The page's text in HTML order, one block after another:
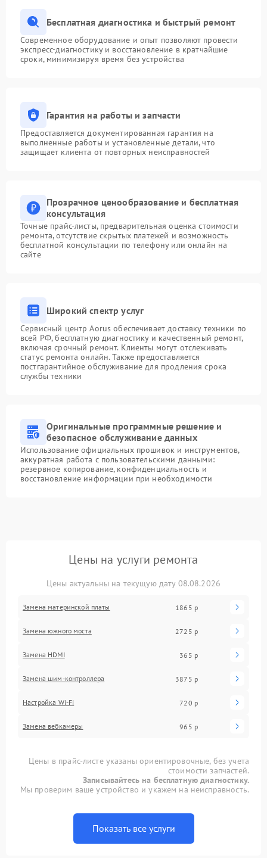
Бесплатная диагностика и быстрый ремонт
Современное оборудование и опыт позволяют провести
экспресс-диагностику и восстановление в кратчайшие
сроки, минимизируя время без устройства
Гарантия на работы и запчасти
Предоставляется документированная гарантия на
выполненные работы и установленные детали, что
защищает клиента от повторных неисправностей
Прозрачное ценообразование и бесплатная
консультация
Точные прайс-листы, предварительная оценка стоимости
ремонта, отсутствие скрытых платежей и возможность
бесплатной консультации по телефону или онлайн на
сайте
Широкий спектр услуг
Сервисный центр Aorus обеспечивает доставку техники по
всей РФ, бесплатную диагностику и качественный ремонт,
включая срочный ремонт. Клиенты могут отслеживать
статус ремонта онлайн. Также предоставляется
постгарантийное обслуживание для продления срока
службы техники
Оригинальные программные решение и
безопасное обслуживание данных
Использование официальных прошивок и инструментов,
аккуратная работа с пользовательскими данными:
резервное копирование, конфиденциальность и
восстановление информации при необходимости
Цены на услуги ремонта
Цены актуальны на текущую дату 08.08.2026
Замена материнской платы 1865 р
Замена южного моста 2725 р
Замена HDMI 365 р
Замена шим-контроллера 3875 р
Настройка Wi-Fi 720 р
Замена вебкамеры 965 р
Цены в прайс-листе указаны ориентировочные, без учета
стоимости запчастей.
Записывайтесь на бесплатную диагностику.
Мы проверим ваше устройство и укажем на неисправность.
Показать все услуги